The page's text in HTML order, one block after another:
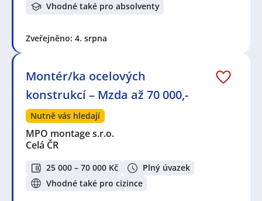
Vhodné také pro absolventy
Zveřejněno: 4. srpna
Montér/ka ocelových
konstrukcí – Mzda až 70 000,-
Nutně vás hledají
MPO montage s.r.o.
Celá ČR
25 000 – 70 000 Kč
Plný úvazek
Vhodné také pro cizince